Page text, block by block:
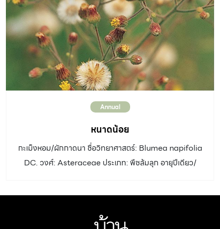
ดอก แต่ละดอกมีกลีบเลี้ยง 5 กลีบ กลีบดอกเชื่อมติดกันเป็น
รูปกรวย มี 5 กลีบ สีขาวและสีม่วง อัตราการเจริญเติบโต:
ปานกลาง ดิน: ชอบดินร่วนระบายน้ำดี แสงแดด: แสงแดด
ครึ่งวัน น้ำ: ปานกลาง การขยายพันธุ์: ปักชำต้นแตกจากราก
ปักชำเถา การใช้งานและอื่นๆ: มีสรรพคุณเป็นสมุนไพร ช่วย
รักษาแผล โดยนำต้นมาตำให้ละเอียด ใช้พอกแผล ช่วยให้หาย
เพราะเชื่อว่าเป็นว่านเสน่ห์เมตตามหานิยม ทำให้ค้าขายดี
โบราณว่า หากเดินป่าแล้วข้ามเถาต้นเถาวัลย์หลง […]
Annual
หนาดน้อย
กะเม็งหอม/ผักกาดนา ชื่อวิทยาศาสตร์: Blumea napifolia
DC. วงศ์: Asteraceae ประเภท: พืชล้มลุก อายุปีเดียว/
เซนติเมตร ขอบหยักซี่ฟันหรือจักละเอียด ดอก: ดอกเป็นช่อ